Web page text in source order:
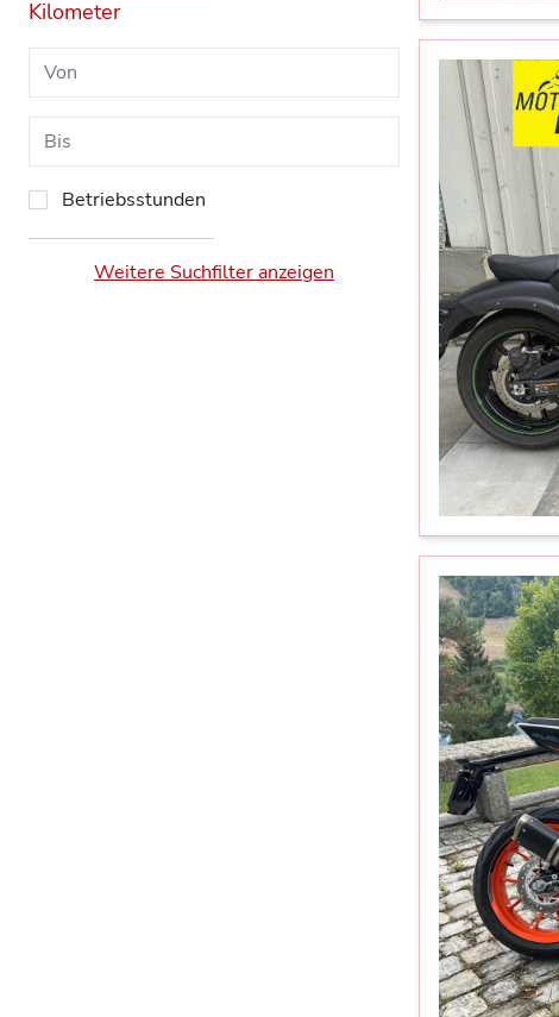
Kilometer
Betriebsstunden
Weitere Suchfilter anzeigen